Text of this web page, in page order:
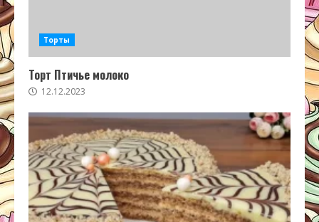
Торты
Торт Птичье молоко
12.12.2023